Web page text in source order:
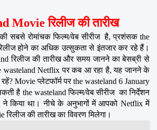
Movie रिलीज की तारीख
सबसे रोमांचक फिल्म/वेब सीरीज  है, प्रशंसक the
होने का अधिक उत्सुकता से इंतजार कर रहे हैं।
रिलीज की तारीख और समय जानने का बेसब्री से
wasteland Netflix पर कब आ रहा है, यह जानने के
Movie प्लेटफॉर्म पर the wasteland 6 January
है the wasteland फिल्म/वेब सीरीज  का निर्देशन
ने किया था। नीचे के अनुभागों में आपको Netflix में
रिलीज की तारीख का विवरण मिलेगा।